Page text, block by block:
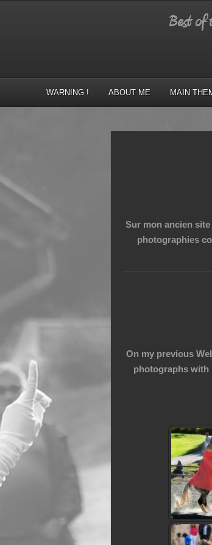
WARNING ! ABOUT ME MAIN
Sur mon ancien
photographies
On my previous
photographs with